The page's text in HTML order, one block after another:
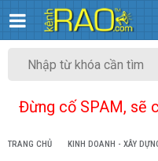
Đừng cố SPAM, sẽ
TRANG CHỦ KINH DOANH - XÂY